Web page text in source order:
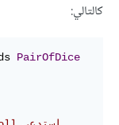
كالتالي:
PairOfDice